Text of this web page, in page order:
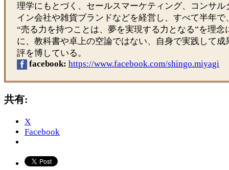
理学にもとづく、セールスマーケティング、コンサ
イン会社や雑貨ブランドなどを経営し、すべて半年
“売る力を持つことは、夢を実現する力となる”を理
に、教科書や卓上の空論ではない、自身で実践して
評を博している。
facebook: https://www.facebook.com/shingo.miyagi
共有:
X
Facebook